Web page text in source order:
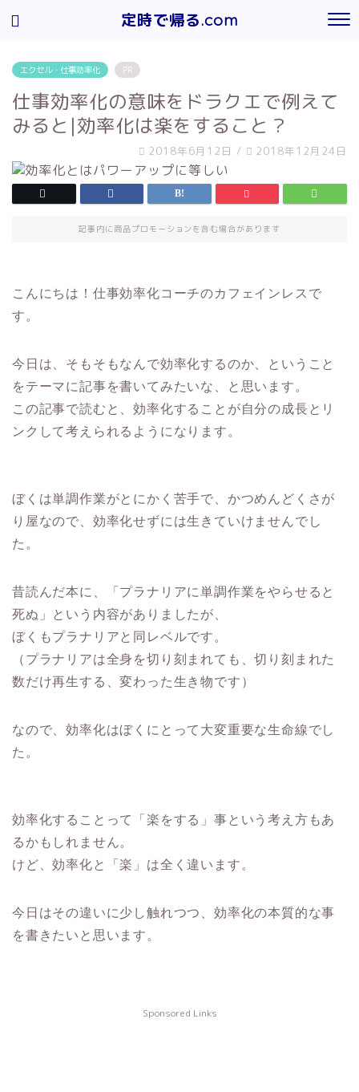
定時で帰る.com
エクセル・仕事効率化 PR
仕事効率化の意味をドラクエで例えて
みると|効率化は楽をすること？
2018年6月12日 / 2018年12月24日
記事内に商品プロモーションを含む場合があります
こんにちは！仕事効率化コーチのカフェインレスで
す。
今日は、そもそもなんで効率化するのか、ということ
をテーマに記事を書いてみたいな、と思います。
この記事で読むと、効率化することが自分の成長とリ
ンクして考えられるようになります。
ぼくは単調作業がとにかく苦手で、かつめんどくさが
り屋なので、効率化せずには生きていけませんでし
た。
昔読んだ本に、「プラナリアに単調作業をやらせると
死ぬ」という内容がありましたが、
ぼくもプラナリアと同レベルです。
（プラナリアは全身を切り刻まれても、切り刻まれた
数だけ再生する、変わった生き物です）
なので、効率化はぼくにとって大変重要な生命線でし
た。
効率化することって「楽をする」事という考え方もあ
るかもしれません。
けど、効率化と「楽」は全く違います。
今日はその違いに少し触れつつ、効率化の本質的な事
を書きたいと思います。
Sponsored Links